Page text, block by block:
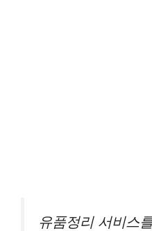
유품정리 서비스